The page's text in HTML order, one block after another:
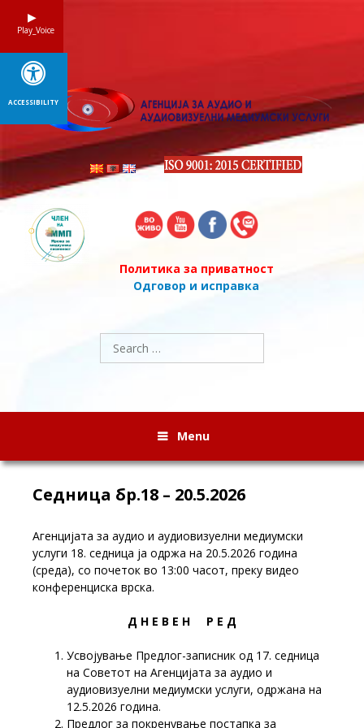
Политика за приватност
Одговор и исправка
Search
for:
Menu
Седница бр.18 – 20.5.2026
Агенцијата за аудио и аудиовизуелни медиумски
услуги 18. седница ја одржа на 20.5.2026 година
(среда), со почеток во 13:00 часот, преку видео
конференциска врска.
Д Н Е В Е Н Р Е Д
Усвојување Предлог-записник од 17. седница
на Советот на Агенцијата за аудио и
аудиовизуелни медиумски услуги, одржана на
12.5.2026 година.
Предлог за покренување постапка за
Play_Voice
ACCESSIBILITY